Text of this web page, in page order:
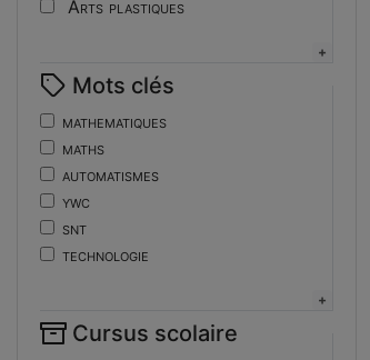
Arts plastiques
Biotechnologies
Boulangerie
Braille
Bureautique
Céramique industrielle
Chinois
Cinéma et photographie
Composition de la forme imprimante
Conducteurs routiers
Mots clés
mathematiques
maths
automatismes
ywc
snt
technologie
fonctions-lp
Cursus scolaire